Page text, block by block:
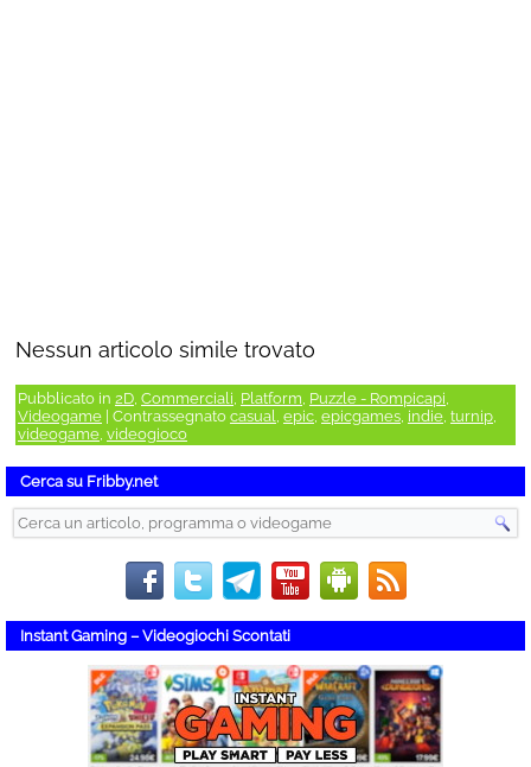
Nessun articolo simile trovato
Pubblicato in 2D, Commerciali, Platform, Puzzle - Rompicapi,
Videogame Contrassegnato casual, epic, epicgames, indie, turnip,
videogame, videogioco
Cerca su Fribby.net
Instant Gaming – Videogiochi Scontati